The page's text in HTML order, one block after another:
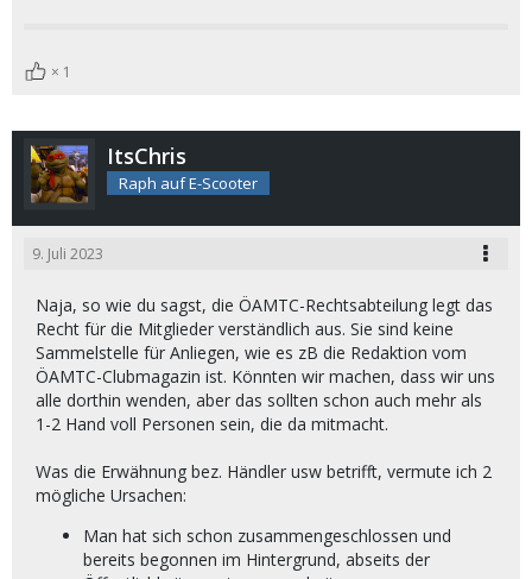
1
ItsChris
Raph auf E-Scooter
9. Juli 2023
Naja, so wie du sagst, die ÖAMTC-Rechtsabteilung legt das
Recht für die Mitglieder verständlich aus. Sie sind keine
Sammelstelle für Anliegen, wie es zB die Redaktion vom
ÖAMTC-Clubmagazin ist. Könnten wir machen, dass wir uns
alle dorthin wenden, aber das sollten schon auch mehr als
1-2 Hand voll Personen sein, die da mitmacht.
Was die Erwähnung bez. Händler usw betrifft, vermute ich 2
mögliche Ursachen:
Man hat sich schon zusammengeschlossen und
bereits begonnen im Hintergrund, abseits der